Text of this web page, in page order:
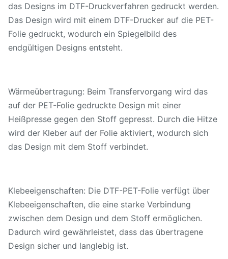
das Designs im DTF-Druckverfahren gedruckt werden.
Das Design wird mit einem DTF-Drucker auf die PET-
Folie gedruckt, wodurch ein Spiegelbild des
endgültigen Designs entsteht.
Wärmeübertragung: Beim Transfervorgang wird das
auf der PET-Folie gedruckte Design mit einer
Heißpresse gegen den Stoff gepresst. Durch die Hitze
wird der Kleber auf der Folie aktiviert, wodurch sich
das Design mit dem Stoff verbindet.
Klebeeigenschaften: Die DTF-PET-Folie verfügt über
Klebeeigenschaften, die eine starke Verbindung
zwischen dem Design und dem Stoff ermöglichen.
Dadurch wird gewährleistet, dass das übertragene
Design sicher und langlebig ist.